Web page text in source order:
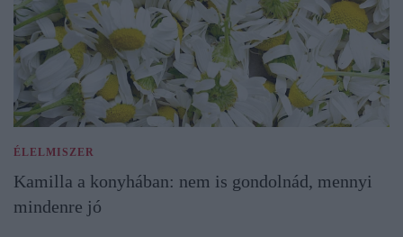
ÉLELMISZER
Kamilla a konyhában: nem is gondolnád, mennyi
mindenre jó